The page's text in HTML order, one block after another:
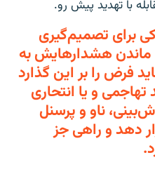
با تهدید پیش رو.
برای تصمیم‌گیری
هشدارهایش به
فرض را بر این گذارد
و یا انتحاری
ناو و پرسنل
دهد و راهی جز